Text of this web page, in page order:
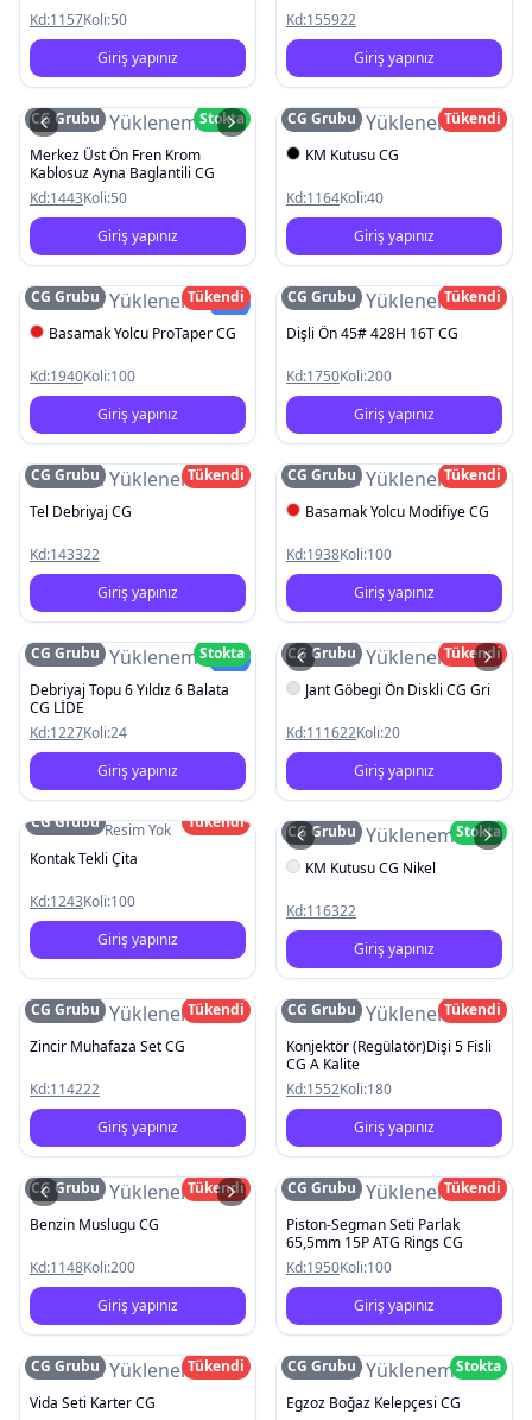
Kd:1157Koli:50
Giriş yapınız
Kd:155922
Giriş yapınız
Resim Yüklenemedi
CG Grubu
Stokta
Merkez Üst Ön Fren Krom
Kablosuz Ayna Baglantili CG
Kd:1443Koli:50
Giriş yapınız
Resim Yüklenemedi
CG Grubu
Tükendi
KM Kutusu CG
Kd:1164Koli:40
Giriş yapınız
Resim YüklenemediYeni
CG Grubu
Tükendi
Basamak Yolcu ProTaper CG
Kd:1940Koli:100
Giriş yapınız
Resim Yüklenemedi
CG Grubu
Tükendi
Dişli Ön 45# 428H 16T CG
Kd:1750Koli:200
Giriş yapınız
Resim Yüklenemedi
CG Grubu
Tükendi
Tel Debriyaj CG
Kd:143322
Giriş yapınız
Resim Yüklenemedi
CG Grubu
Tükendi
Basamak Yolcu Modifiye CG
Kd:1938Koli:100
Giriş yapınız
Resim YüklenemediYeni
CG Grubu
Stokta
Debriyaj Topu 6 Yıldız 6 Balata
CG LİDE
Kd:1227Koli:24
Giriş yapınız
Resim Yüklenemedi
CG Grubu
Tükendi
Jant Göbegi Ön Diskli CG Gri
Kd:111622Koli:20
Giriş yapınız
Resim Yok
CG Grubu
Tükendi
Kontak Tekli Çita
Kd:1243Koli:100
Giriş yapınız
Resim Yüklenemedi
CG Grubu
Stokta
KM Kutusu CG Nikel
Kd:116322
Giriş yapınız
Resim Yüklenemedi
CG Grubu
Tükendi
Zincir Muhafaza Set CG
Kd:114222
Giriş yapınız
Resim Yüklenemedi
CG Grubu
Tükendi
Konjektör (Regülatör)Dişi 5 Fisli
CG A Kalite
Kd:1552Koli:180
Giriş yapınız
Resim Yüklenemedi
CG Grubu
Tükendi
Benzin Muslugu CG
Kd:1148Koli:200
Giriş yapınız
Resim Yüklenemedi
CG Grubu
Tükendi
Piston-Segman Seti Parlak
65,5mm 15P ATG Rings CG
Kd:1950Koli:100
Giriş yapınız
Resim Yüklenemedi
CG Grubu
Tükendi
Vida Seti Karter CG
Resim Yüklenemedi
CG Grubu
Stokta
Egzoz Boğaz Kelepçesi CG